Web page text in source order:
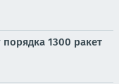
1300 ракет